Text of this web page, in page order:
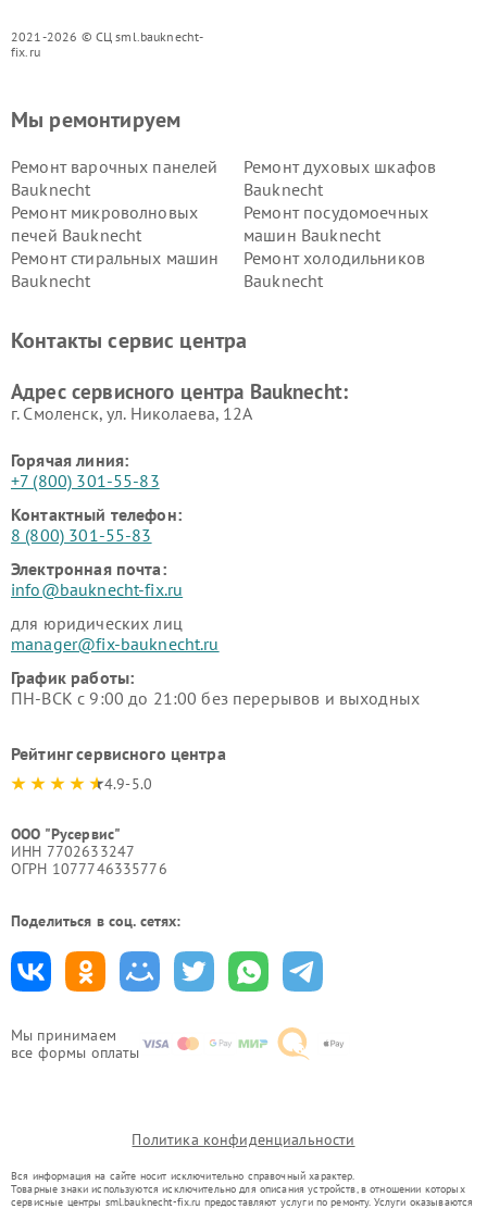
2021-2026 © СЦ sml.bauknecht-
fix.ru
Мы принимаем
все формы оплаты
Мы ремонтируем
Ремонт варочных панелей
Bauknecht
Ремонт духовых шкафов
Bauknecht
Ремонт микроволновых
печей Bauknecht
Ремонт посудомоечных
машин Bauknecht
Ремонт стиральных машин
Bauknecht
Ремонт холодильников
Bauknecht
Контакты сервис центра
Адрес сервисного центра Bauknecht:
г. Смоленск, ул. Николаева, 12А
Горячая линия:
+7 (800) 301-55-83
Контактный телефон:
8 (800) 301-55-83
Электронная почта:
info@bauknecht-fix.ru
для юридических лиц
manager@fix-bauknecht.ru
График работы:
ПН-ВСК с 9:00 до 21:00 без перерывов и выходных
Рейтинг сервисного центра
4.9-5.0
ООО "Русервис"
ИНН 7702633247
ОГРН 1077746335776
Поделиться в соц. сетях:
Политика конфиденциальности
Вся информация на сайте носит исключительно справочный характер.
Товарные знаки используются исключительно для описания устройств, в отношении которых
сервисные центры sml.bauknecht-fix.ru предоставляют услуги по ремонту. Услуги оказываются